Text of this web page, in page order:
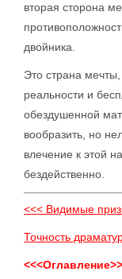
вторая сторона
двойника.
Это страна
реальности и
обездушенной
вообразить, но
влечение к этой
бездейственно.
<<< Видимые
Точность